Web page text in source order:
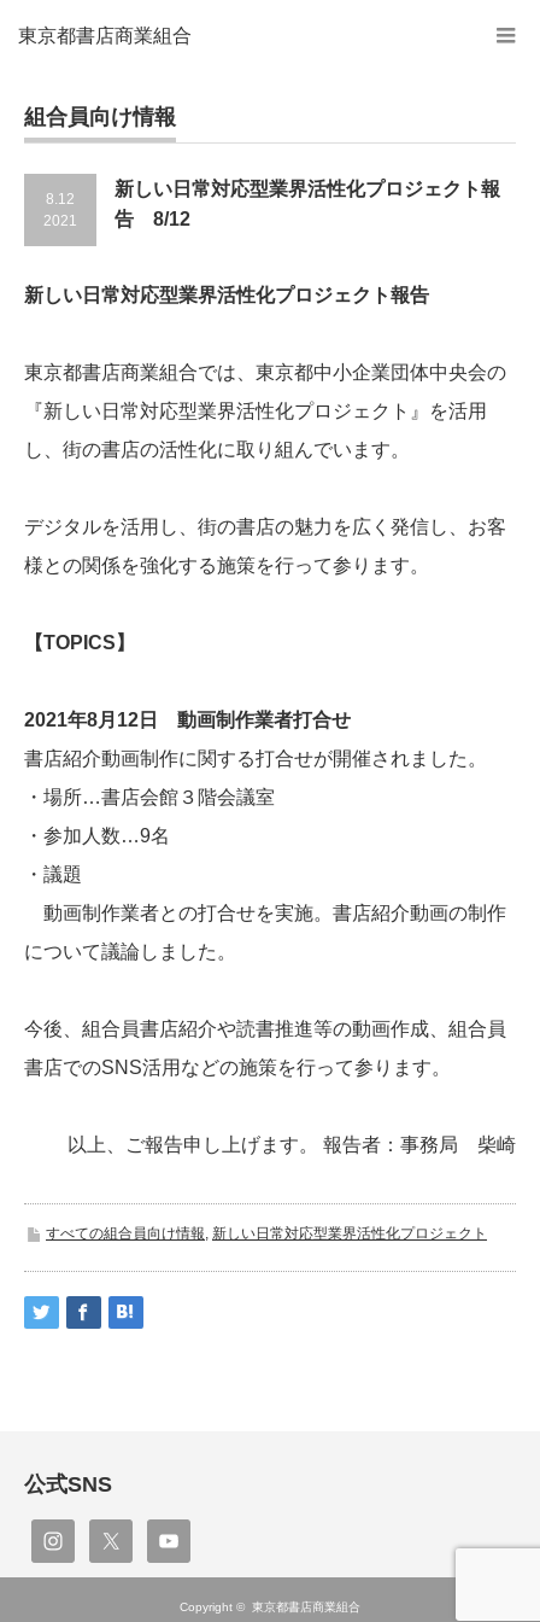
東京都書店商業組合
組合員向け情報
8.12
2021
新しい日常対応型業界活性化プロジェクト報
告 8/12
新しい日常対応型業界活性化プロジェクト報告
東京都書店商業組合では、東京都中小企業団体中央会の
『新しい日常対応型業界活性化プロジェクト』を活用
し、街の書店の活性化に取り組んでいます。
デジタルを活用し、街の書店の魅力を広く発信し、お客
様との関係を強化する施策を行って参ります。
【TOPICS】
2021年8月12日 動画制作業者打合せ
書店紹介動画制作に関する打合せが開催されました。
・場所…書店会館３階会議室
・参加人数…9名
・議題
動画制作業者との打合せを実施。書店紹介動画の制作
について議論しました。
今後、組合員書店紹介や読書推進等の動画作成、組合員
書店でのSNS活用などの施策を行って参ります。
以上、ご報告申し上げます。 報告者：事務局 柴崎
すべての組合員向け情報, 新しい日常対応型業界活性化プロジェクト
公式SNS
Copyright © 東京都書店商業組合